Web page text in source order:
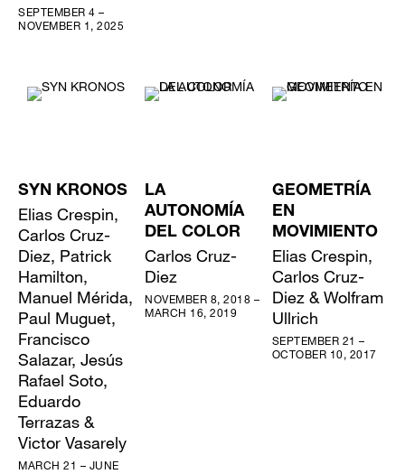
SEPTEMBER 4 –
NOVEMBER 1, 2025
SYN KRONOS
Elias Crespin,
Carlos Cruz-
Diez, Patrick
Hamilton,
Manuel Mérida,
Paul Muguet,
Francisco
Salazar, Jesús
Rafael Soto,
Eduardo
Terrazas &
Victor Vasarely
MARCH 21 – JUNE
LA
AUTONOMÍA
DEL COLOR
Carlos Cruz-
Diez
NOVEMBER 8, 2018 –
MARCH 16, 2019
GEOMETRÍA
EN
MOVIMIENTO
Elias Crespin,
Carlos Cruz-
Diez & Wolfram
Ullrich
SEPTEMBER 21 –
OCTOBER 10, 2017